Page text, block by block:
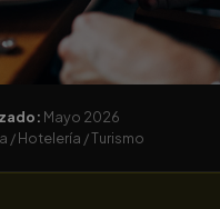
Mayo 2026
/ Hotelería / Turismo